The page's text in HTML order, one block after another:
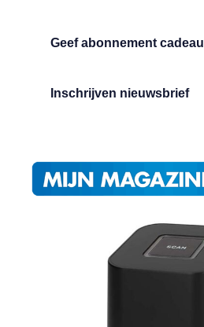
Geef abonnement cadeau
Inschrijven nieuwsbrief